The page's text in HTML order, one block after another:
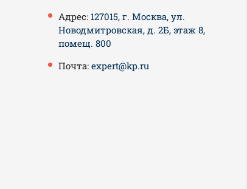
Адрес: 127015, г. Москва, ул.
Новодмитровская, д. 2Б, этаж 8,
помещ. 800
Почта: expert@kp.ru